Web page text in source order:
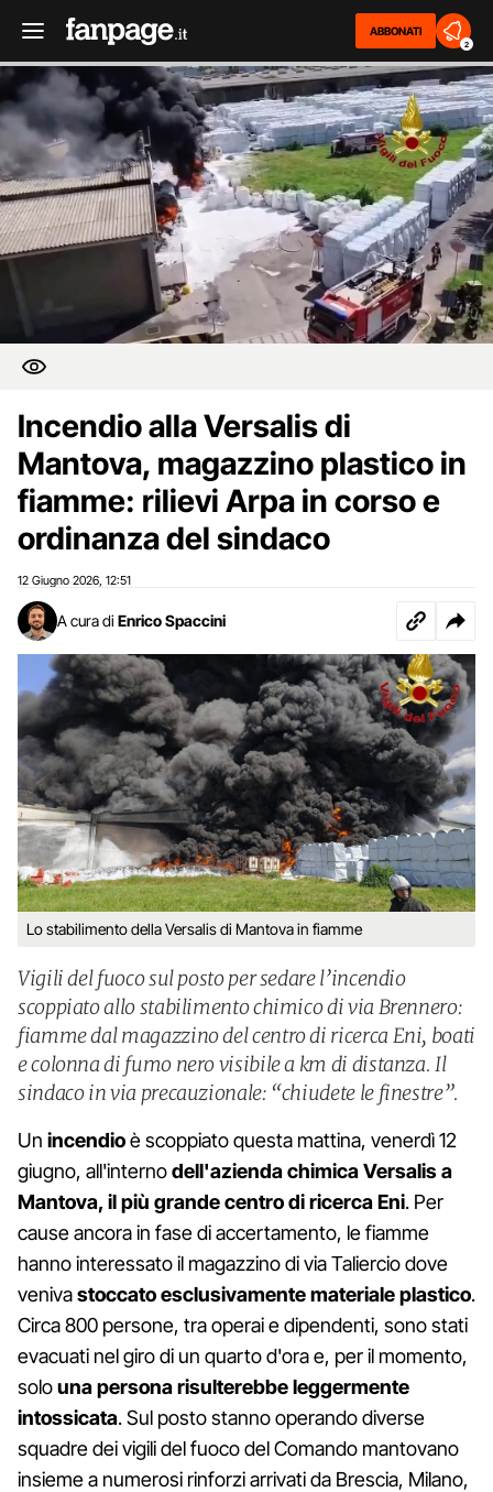
ABBONATI
2
Incendio alla Versalis di
Mantova, magazzino plastico in
fiamme: rilievi Arpa in corso e
ordinanza del sindaco
12 Giugno 2026 12:51
A cura di Enrico Spaccini
Lo stabilimento della Versalis di Mantova in fiamme
Vigili del fuoco sul posto per sedare l’incendio
scoppiato allo stabilimento chimico di via Brennero:
fiamme dal magazzino del centro di ricerca Eni, boati
e colonna di fumo nero visibile a km di distanza. Il
sindaco in via precauzionale: “chiudete le finestre”.
Un incendioè scoppiato questa mattina, venerdì 12
giugno, all'internodell'azienda chimica Versalis a
Mantova, il più grande centro di ricerca Eni. Per
cause ancora in fase di accertamento, le fiamme
hanno interessato il magazzino di via Taliercio dove
venivastoccato esclusivamente materiale plastico.
Circa 800 persone, tra operai e dipendenti, sono stati
evacuati nel giro di un quarto d'ora e, per il momento,
solouna persona risulterebbe leggermente
intossicata. Sul posto stanno operando diverse
squadre dei vigili del fuoco del Comando mantovano
insieme a numerosi rinforzi arrivati da Brescia, Milano,